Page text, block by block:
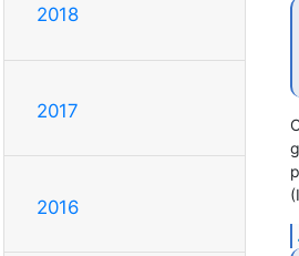
2018
2017
2016